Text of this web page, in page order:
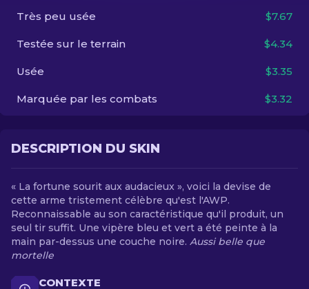
Très peu usée $7.67
Testée sur le terrain $4.34
Usée $3.35
Marquée par les combats $3.32
DESCRIPTION DU SKIN
« La fortune sourit aux audacieux », voici la devise de
cette arme tristement célèbre qu'est l'AWP.
Reconnaissable au son caractéristique qu'il produit, un
seul tir suffit. Une vipère bleu et vert a été peinte à la
main par-dessus une couche noire. Aussi belle que
mortelle
CONTEXTE